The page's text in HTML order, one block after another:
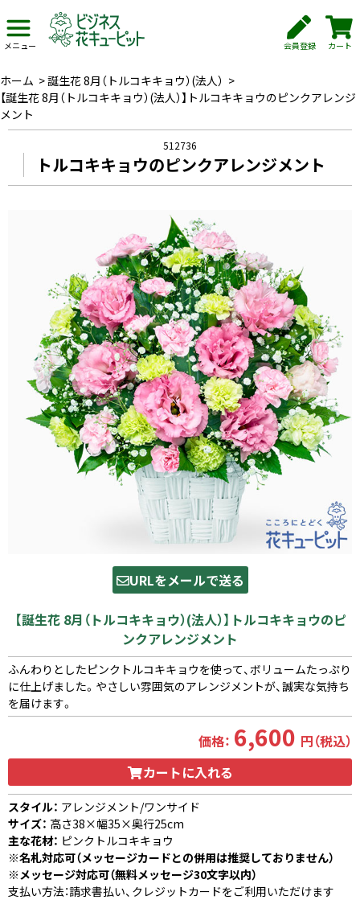
メニュー 会員登録 カート
ホーム >誕生花 8月（トルコキキョウ）(法人） >
【誕生花 8月（トルコキキョウ）(法人）】トルコキキョウのピンクアレンジ
メント
512736
トルコキキョウのピンクアレンジメント
URLをメールで送る
【誕生花 8月（トルコキキョウ）(法人）】トルコキキョウのピ
ンクアレンジメント
ふんわりとしたピンクトルコキキョウを使って、ボリュームたっぷり
に仕上げました。やさしい雰囲気のアレンジメントが、誠実な気持ち
を届けます。
価格： 6,600 円（税込）
カートに入れる
スタイル： アレンジメント/ワンサイド
サイズ： 高さ38×幅35×奥行25cm
主な花材： ピンクトルコキキョウ
※名札対応可（メッセージカードとの併用は推奨しておりません）
※メッセージ対応可（無料メッセージ30文字以内）
支払い方法：請求書払い、クレジットカードをご利用いただけます